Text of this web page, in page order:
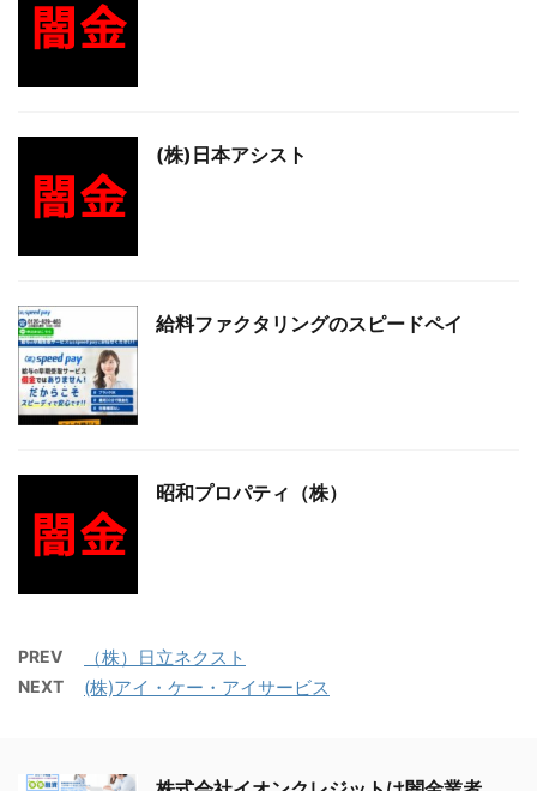
(株)日本アシスト
給料ファクタリングのスピードペイ
昭和プロパティ（株）
PREV （株）日立ネクスト
NEXT (株)アイ・ケー・アイサービス